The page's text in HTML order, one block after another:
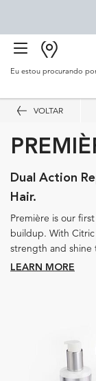
BUSCAR
Eu estou procurando
Main content
VOLTAR
Dual Action
Hair.
Première is our
buildup. With
strength and shine
LEARN MORE